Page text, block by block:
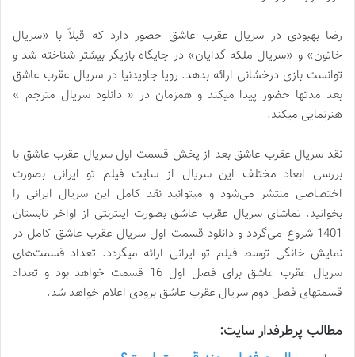
رضا بهبودی در سریال عقرب عاشق حضور دارد که قبلاً با «سریال
خاتون» و «سریال ملکه گدایان» در جایگاه بازیگر بیشتر شناخته شد و
توانست بازی درخشانی ارائه بدهد. رویا جاویدنیا در سریال عقرب عاشق
بعد مدتها حضور پیدا میکند و همزمان در « دانلود سریال مترجم »
هنرنمایی میکند.
نقد سریال عقرب عاشق بعد از پخش قسمت اول سریال عقرب عاشق با
بررسی ابعاد مختلف این سریال از سایت فیلم تو ایرانی بصورت
اختصاصی منتشر می‌شود و میتوانید نقد کامل این سریال ایرانی را
بخوانید. تماشای سریال عقرب عاشق بصورت اینترنتی از اواخر تابستان
1401 شروع می‌گردد و دانلود قسمت اول سریال عقرب عاشق کامل در
نمایش خانگی توسط فیلم تو ایرانی ارائه میگردد. تعداد قسمت‌های
سریال عقرب عاشق برای فصل اول 16 قسمت خواهد بود و تعداد
قسمتهای فصل دوم سریال عقرب عاشق بزودی اعلام خواهد شد.
مطالب پرطرفدار سایت: